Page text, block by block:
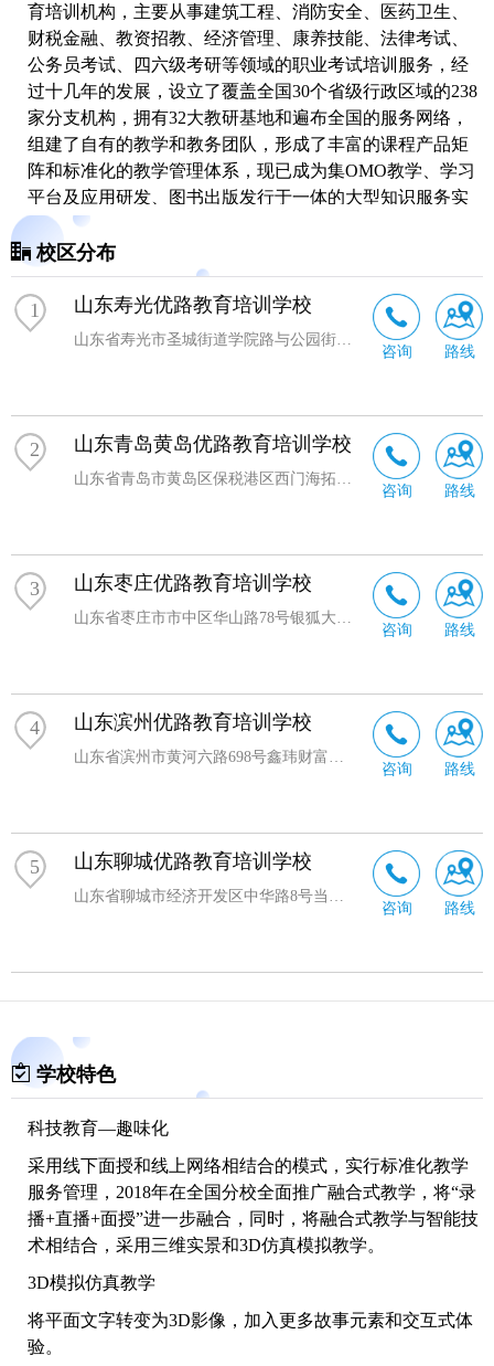
育培训机构，主要从事建筑工程、消防安全、医药卫生、
财税金融、教资招教、经济管理、康养技能、法律考试、
公务员考试、四六级考研等领域的职业考试培训服务，经
过十几年的发展，设立了覆盖全国30个省级行政区域的238
家分支机构，拥有32大教研基地和遍布全国的服务网络，
组建了自有的教学和教务团队，形成了丰富的课程产品矩
阵和标准化的教学管理体系，现已成为集OMO教学、学习
平台及应用研发、图书出版发行于一体的大型知识服务实
体和综合性教育服务机构。
校区分布
1 山东寿光优路教育培训学校
咨询 路线
2 山东青岛黄岛优路教育培训学校
咨询 路线
3 山东枣庄优路教育培训学校
咨询 路线
4 山东滨州优路教育培训学校
咨询 路线
5 山东聊城优路教育培训学校
咨询 路线
学校特色
科技教育—趣味化
采用线下面授和线上网络相结合的模式，实行标准化教学
服务管理，2018年在全国分校全面推广融合式教学，将“录
播+直播+面授”进一步融合，同时，将融合式教学与智能技
术相结合，采用三维实景和3D仿真模拟教学。
3D模拟仿真教学
将平面文字转变为3D影像，加入更多故事元素和交互式体
验。